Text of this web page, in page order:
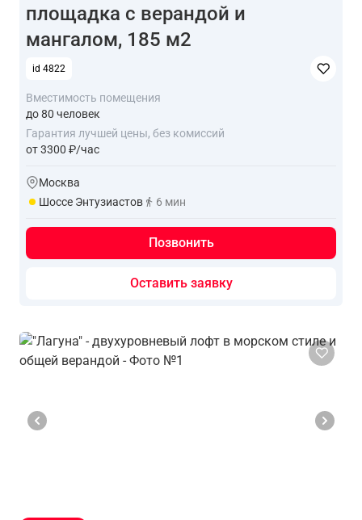
площадка с верандой и
мангалом, 185 м2
id 4822
Вместимость помещения
до 80 человек
Гарантия лучшей цены, без комиссий
от 3300 ₽/час
Москва
Шоссе Энтузиастов
6 мин
Позвонить
Оставить заявку